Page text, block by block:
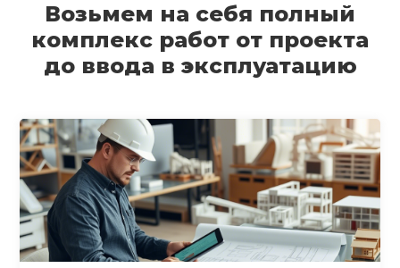
Возьмем на себя полный
комплекс работ от проекта
до ввода в эксплуатацию